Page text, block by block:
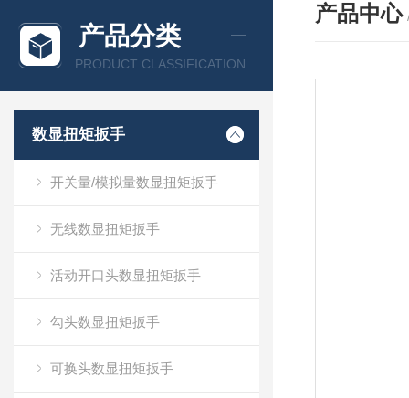
产品分类
PRODUCT CLASSIFICATION
数显扭矩扳手
开关量/模拟量数显扭矩扳手
无线数显扭矩扳手
活动开口头数显扭矩扳手
勾头数显扭矩扳手
可换头数显扭矩扳手
产品中心